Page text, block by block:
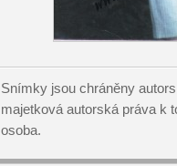
Snímky jsou chráněny
majetková autorská práva k
osoba.